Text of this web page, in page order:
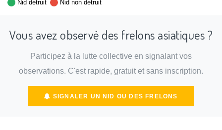
Nid détruit
Nid non détruit
Vous avez observé des frelons asiatiques ?
Participez à la lutte collective en signalant vos
observations. C'est rapide, gratuit et sans inscription.
SIGNALER UN NID OU DES FRELONS